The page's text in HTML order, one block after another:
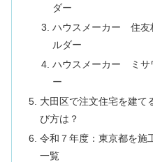
ダー
ハウスメーカー 住
ルダー
ハウスメーカー ミ
ー
大田区で注文住宅を建て
び方は？
令和７年度：東京都を施
一覧